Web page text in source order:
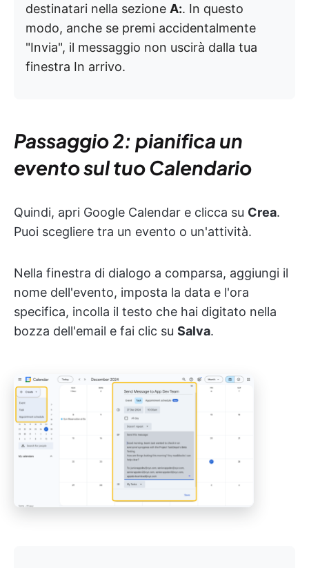
destinatari nella sezione A:. In questo
modo, anche se premi accidentalmente
"Invia", il messaggio non uscirà dalla tua
finestra In arrivo.
Passaggio 2: pianifica un
evento sul tuo Calendario
Quindi, apri Google Calendar e clicca su Crea.
Puoi scegliere tra un evento o un'attività.
Nella finestra di dialogo a comparsa, aggiungi il
nome dell'evento, imposta la data e l'ora
specifica, incolla il testo che hai digitato nella
bozza dell'email e fai clic su Salva.